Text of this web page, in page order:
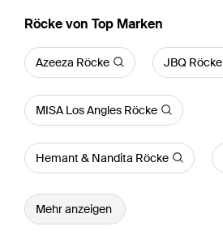
Röcke von Top Marken
Azeeza Röcke JBQ Röcke
MISA Los Angles Röcke
Hemant & Nandita Röcke
Mehr anzeigen